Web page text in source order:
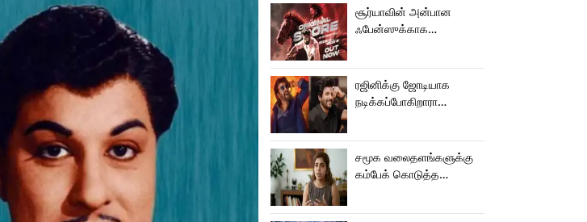
சூர்யாவின் அன்பான
ஃபேன்ஸுக்காக
ரஜினிக்கு ஜோடியாக
நடிக்கப்போகிறாரா
சமூக வலைதளங்களுக்கு
கம்பேக் கொடுத்த